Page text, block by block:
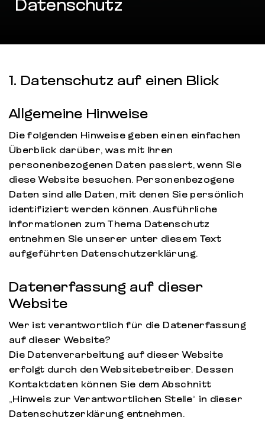
Datenschutz
1. Datenschutz auf einen Blick
Allgemeine Hinweise
Die folgenden Hinweise geben einen einfachen
Überblick darüber, was mit Ihren
personenbezogenen Daten passiert, wenn Sie
diese Website besuchen. Personenbezogene
Daten sind alle Daten, mit denen Sie persönlich
identifiziert werden können. Ausführliche
Informationen zum Thema Datenschutz
entnehmen Sie unserer unter diesem Text
aufgeführten Datenschutzerklärung.
Datenerfassung auf dieser
Website
Wer ist verantwortlich für die Datenerfassung
auf dieser Website?
Die Datenverarbeitung auf dieser Website
erfolgt durch den Websitebetreiber. Dessen
Kontaktdaten können Sie dem Abschnitt
„Hinweis zur Verantwortlichen Stelle“ in dieser
Datenschutzerklärung entnehmen.